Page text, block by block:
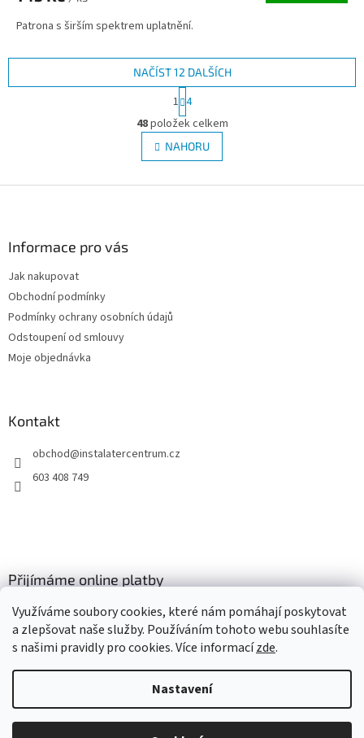
Využíváme soubory cookies, které nám pomáhají poskytovat
a zlepšovat naše služby. Používáním tohoto webu souhlasíte
s našimi pravidly pro cookies. Více informacízde.
Nastavení
Patrona s širším spektrem uplatnění.
O
v
l
á
NAČÍST 12 DALŠÍCH
S
t
r
á
n
k
v
1 4
48položek celkem
NAHORU
Informace pro vás
Jak nakupovat
Obchodní podmínky
Podmínky ochrany osobních údajů
Odstoupení od smlouvy
Moje objednávka
Kontakt
obchod@instalatercentrum.cz
603 408 749
Přijímáme online platby
Vytvořil Shoptet